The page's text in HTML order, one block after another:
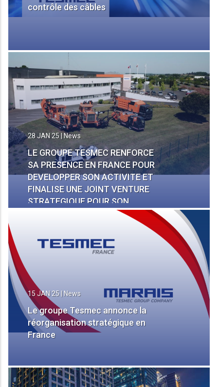
contrôle des câbles
28 JAN 25 | News
LE GROUPE TESMEC RENFORCE
SA PRESENCE EN FRANCE POUR
DEVELOPPER SON ACTIVITE ET
FINALISE UNE JOINT VENTURE
STRATEGIQUE POUR SON
ACTIVITE DE LOCATION
15 JAN 25 | News
Le groupe Tesmec annonce la
réorganisation stratégique en
France